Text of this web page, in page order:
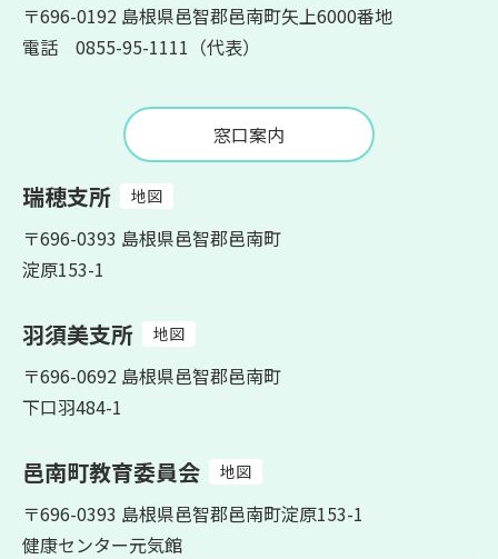
〒696-0192 島根県邑智郡邑南町矢上6000番地
電話 0855-95-1111（代表）
窓口案内
瑞穂支所 地図
〒696-0393 島根県邑智郡邑南町
淀原153-1
羽須美支所 地図
〒696-0692 島根県邑智郡邑南町
下口羽484-1
邑南町教育委員会 地図
〒696-0393 島根県邑智郡邑南町淀原153-1
健康センター元気館